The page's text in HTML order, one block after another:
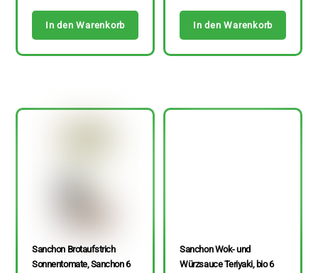
In den Warenkorb In den Warenkorb
Sanchon Brotaufstrich
Sonnentomate, Sanchon 6
Sanchon Wok- und
Würzsauce Teriyaki, bio 6